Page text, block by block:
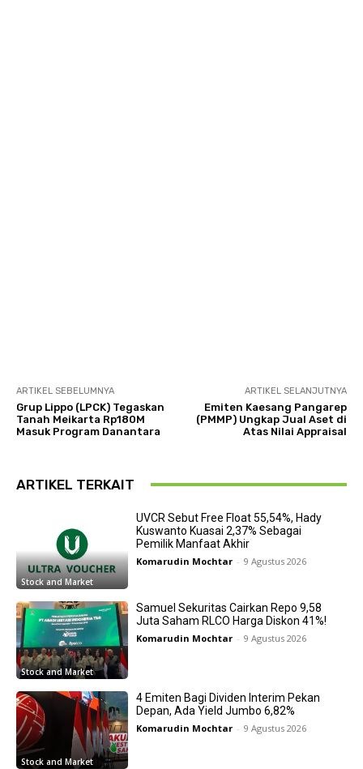
ARTIKEL SEBELUMNYA
Grup Lippo (LPCK) Tegaskan
Tanah Meikarta Rp180M
Masuk Program Danantara
ARTIKEL SELANJUTNYA
Emiten Kaesang Pangarep
(PMMP) Ungkap Jual Aset di
Atas Nilai Appraisal
ARTIKEL TERKAIT
Stock and Market
UVCR Sebut Free Float 55,54%, Hady
Kuswanto Kuasai 2,37% Sebagai
Pemilik Manfaat Akhir
Komarudin Mochtar - 9 Agustus 2026
Stock and Market
Samuel Sekuritas Cairkan Repo 9,58
Juta Saham RLCO Harga Diskon 41%!
Komarudin Mochtar - 9 Agustus 2026
Stock and Market
4 Emiten Bagi Dividen Interim Pekan
Depan, Ada Yield Jumbo 6,82%
Komarudin Mochtar - 9 Agustus 2026